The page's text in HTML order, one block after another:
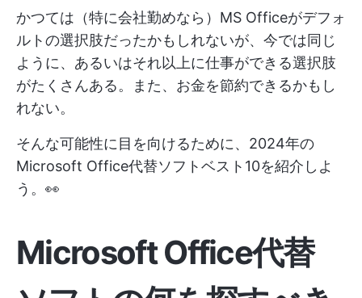
かつては（特に会社勤めなら）MS Officeがデフォ
ルトの選択肢だったかもしれないが、今では同じ
ように、あるいはそれ以上に仕事ができる選択肢
がたくさんある。また、お金を節約できるかもし
れない。
そんな可能性に目を向けるために、2024年の
Microsoft Office代替ソフトベスト10を紹介しよ
う。👀
Microsoft Office代替